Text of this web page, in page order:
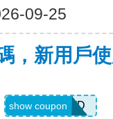
09-25
，新用戶
HR2TQWD
show coupon